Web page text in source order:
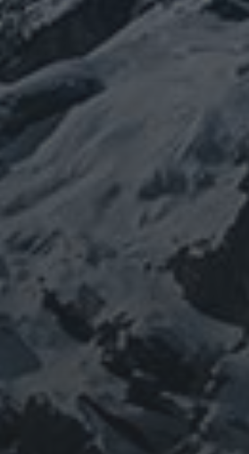
宇宙 寒行 山と法螺貝 山伏 山岳信仰 御嶽
祓い 禊 福島
かけて福島通ったりチェルノブイ
山岳信仰に行き着く。
い。お家に眠っている法螺貝もお
ください。